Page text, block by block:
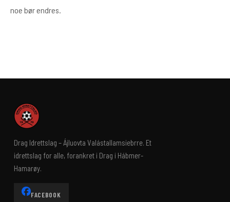
noe bør endres.
Drag Idrettslag – Ájluovta Valástallamsiebrre. Et
idrettslag for alle, forankret i Drag i Hábmer-
Hamarøy.
FACEBOOK